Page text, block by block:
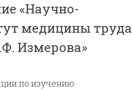
«Научно-
медицины труда
Измерова»
по изучению